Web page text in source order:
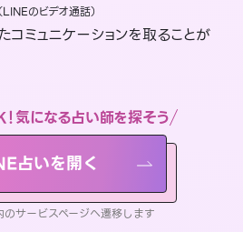
（LINEのビデオ通話）
コミュニケーションを取ることが
気になる占い師を探そう
占いを開く
サービスページへ遷移します